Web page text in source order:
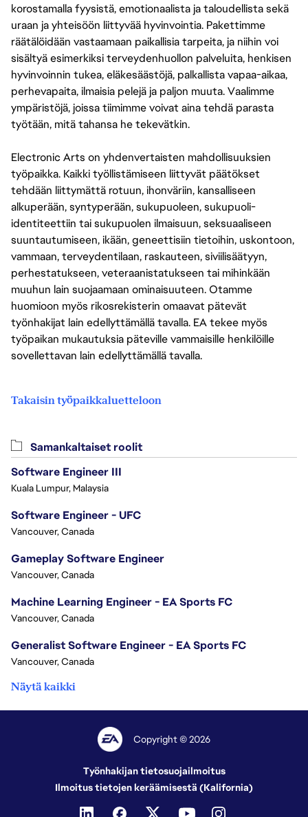
korostamalla fyysistä, emotionaalista ja taloudellista sekä
uraan ja yhteisöön liittyvää hyvinvointia. Pakettimme
räätälöidään vastaamaan paikallisia tarpeita, ja niihin voi
sisältyä esimerkiksi terveydenhuollon palveluita, henkisen
hyvinvoinnin tukea, eläkesäästöjä, palkallista vapaa-aikaa,
perhevapaita, ilmaisia pelejä ja paljon muuta. Vaalimme
ympäristöjä, joissa tiimimme voivat aina tehdä parasta
työtään, mitä tahansa he tekevätkin.
Electronic Arts on yhdenvertaisten mahdollisuuksien
työpaikka. Kaikki työllistämiseen liittyvät päätökset
tehdään liittymättä rotuun, ihonväriin, kansalliseen
alkuperään, syntyperään, sukupuoleen, sukupuoli-
identiteettiin tai sukupuolen ilmaisuun, seksuaaliseen
suuntautumiseen, ikään, geneettisiin tietoihin, uskontoon,
vammaan, terveydentilaan, raskauteen, siviilisäätyyn,
perhestatukseen, veteraanistatukseen tai mihinkään
muuhun lain suojaamaan ominaisuuteen. Otamme
huomioon myös rikosrekisterin omaavat pätevät
työnhakijat lain edellyttämällä tavalla. EA tekee myös
työpaikan mukautuksia päteville vammaisille henkilöille
sovellettavan lain edellyttämällä tavalla.
Takaisin työpaikkaluetteloon
Samankaltaiset roolit
Software Engineer III
Kuala Lumpur, Malaysia
Software Engineer - UFC
Vancouver, Canada
Gameplay Software Engineer
Vancouver, Canada
Machine Learning Engineer - EA Sports FC
Vancouver, Canada
Generalist Software Engineer - EA Sports FC
Vancouver, Canada
Näytä kaikki
Copyright © 2026
Työnhakijan tietosuojailmoitus
Ilmoitus tietojen keräämisestä (Kalifornia)